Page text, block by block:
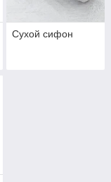
Сухой сифон